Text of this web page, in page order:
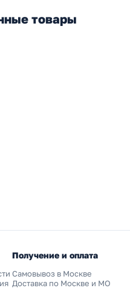
товары
Получение и оплата
Самовывоз в Москве
Доставка по Москве и МО